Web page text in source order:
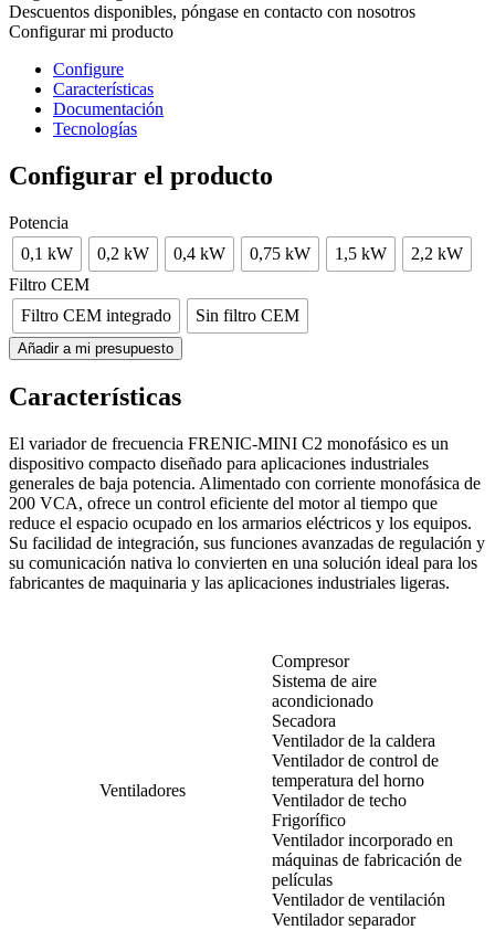
Descuentos disponibles, póngase en contacto con nosotros
Configurar mi producto
Configure
Características
Documentación
Tecnologías
Configurar el producto
Potencia
0,1 kW
0,2 kW 0,4 kW 0,75 kW 1,5 kW
2,2 kW
Filtro CEM
Filtro CEM integrado
Sin filtro CEM
Añadir a mi presupuesto
Características
El variador de frecuencia FRENIC-MINI C2 monofásico es un
dispositivo compacto diseñado para aplicaciones industriales
generales de baja potencia. Alimentado con corriente monofásica de
200 VCA, ofrece un control eficiente del motor al tiempo que
reduce el espacio ocupado en los armarios eléctricos y los equipos.
Su facilidad de integración, sus funciones avanzadas de regulación y
su comunicación nativa lo convierten en una solución ideal para los
fabricantes de maquinaria y las aplicaciones industriales ligeras.
Ventiladores
Compresor
Sistema de aire
acondicionado
Secadora
Ventilador de la caldera
Ventilador de control de
temperatura del horno
Ventilador de techo
Frigorífico
Ventilador incorporado en
máquinas de fabricación de
películas
Ventilador de ventilación
Ventilador separador